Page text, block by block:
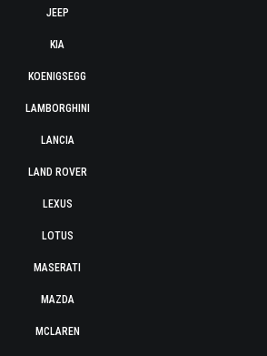
JEEP
KIA
KOENIGSEGG
LAMBORGHINI
LANCIA
LAND ROVER
LEXUS
LOTUS
MASERATI
MAZDA
MCLAREN